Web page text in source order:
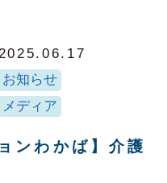
お知らせ
メディア
ンわかば】介護